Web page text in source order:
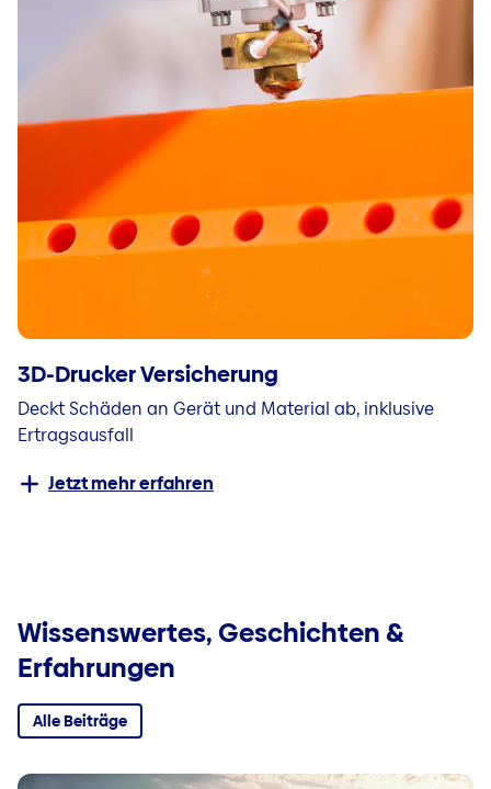
3D-Drucker Versicherung
Deckt Schäden an Gerät und Material ab, inklusive
Ertragsausfall
Jetzt mehr erfahren
Wissenswertes, Geschichten &
Erfahrungen
Alle Beiträge